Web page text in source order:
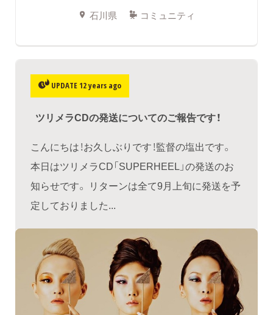
石川県 コミュニティ
UPDATE 12 years ago
ツリメラCDの発送についてのご報告です！
こんにちは！お久しぶりです！監督の塩出です。
本日はツリメラCD「SUPERHEEL」の発送のお
知らせです。 リターンは全て9月上旬に発送を予
定しておりました...